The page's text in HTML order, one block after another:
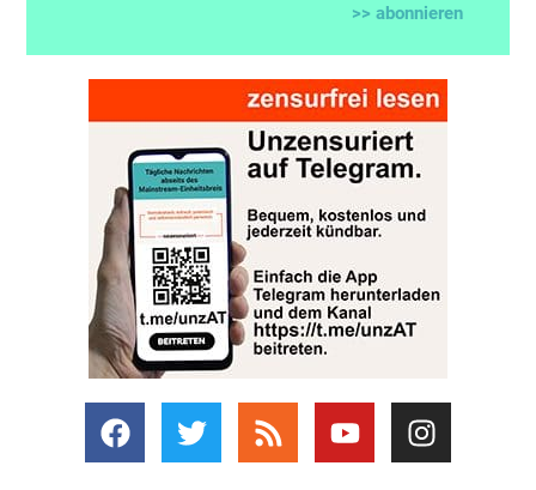
>> abonnieren